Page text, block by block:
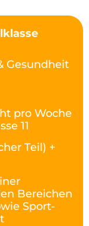
Gesundheit
pro Woche
11
Teil) +
Bereichen
Sport-